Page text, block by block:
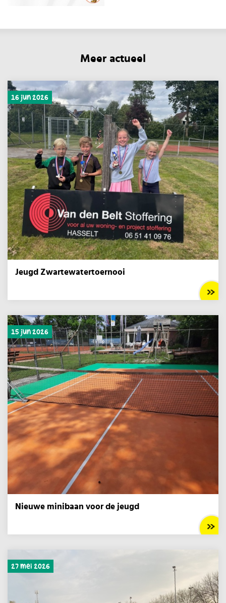
Meer actueel
16 jun 2026
Jeugd Zwartewatertoernooi
15 jun 2026
Nieuwe minibaan voor de jeugd
27 mei 2026